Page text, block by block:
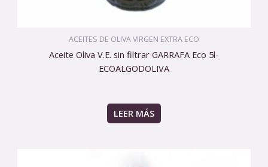
ACEITES DE OLIVA VIRGEN EXTRA ECO
Aceite Oliva V.E. sin filtrar GARRAFA Eco 5l-
ECOALGODOLIVA
LEER MÁS